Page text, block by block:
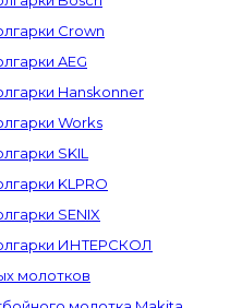
Crown
AEG
Hanskonner
Works
SKIL
KLPRO
SENIX
ИНТЕРСКОЛ
молотков